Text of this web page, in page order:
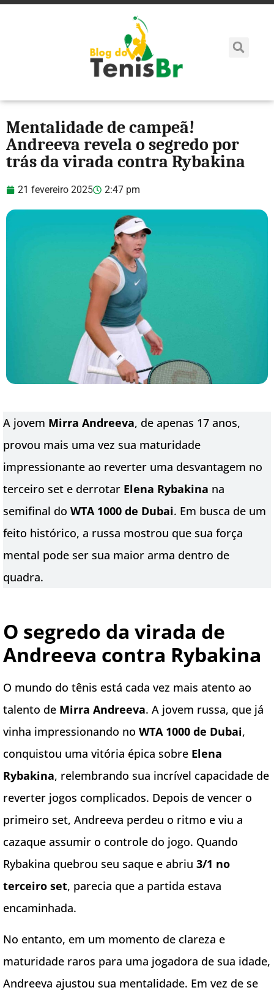
Mentalidade de campeã!
Andreeva revela o segredo por
trás da virada contra Rybakina
21 fevereiro 2025 2:47 pm
A jovem Mirra Andreeva, de apenas 17 anos,
provou mais uma vez sua maturidade
impressionante ao reverter uma desvantagem no
terceiro set e derrotar Elena Rybakina na
semifinal do WTA 1000 de Dubai. Em busca de um
feito histórico, a russa mostrou que sua força
mental pode ser sua maior arma dentro de
quadra.
O segredo da virada de
Andreeva contra Rybakina
O mundo do tênis está cada vez mais atento ao
talento de Mirra Andreeva. A jovem russa, que já
vinha impressionando no WTA 1000 de Dubai,
conquistou uma vitória épica sobre Elena
Rybakina, relembrando sua incrível capacidade de
reverter jogos complicados. Depois de vencer o
primeiro set, Andreeva perdeu o ritmo e viu a
cazaque assumir o controle do jogo. Quando
Rybakina quebrou seu saque e abriu 3/1 no
terceiro set, parecia que a partida estava
encaminhada.
No entanto, em um momento de clareza e
maturidade raros para uma jogadora de sua idade,
Andreeva ajustou sua mentalidade. Em vez de se